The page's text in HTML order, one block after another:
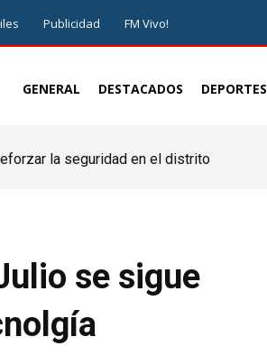
Publicidad FM Vivo!
GENERAL DESTACADOS DEPORTES
la seguridad en el distrito
se sigue